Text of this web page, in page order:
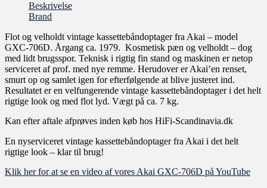
Beskrivelse
Brand
Flot og velholdt vintage kassettebåndoptager fra Akai – model
GXC-706D. Årgang ca. 1979. Kosmetisk pæn og velholdt – dog
med lidt brugsspor. Teknisk i rigtig fin stand og maskinen er netop
serviceret af prof. med nye remme. Herudover er Akai’en renset,
smurt op og samlet igen for efterfølgende at blive justeret ind.
Resultatet er en velfungerende vintage kassettebåndoptager i det helt
rigtige look og med flot lyd. Vægt på ca. 7 kg.
Kan efter aftale afprøves inden køb hos HiFi-Scandinavia.dk
En nyserviceret vintage kassettebåndoptager fra Akai i det helt
rigtige look – klar til brug!
Klik her for at se en video af vores Akai GXC-706D på YouTube